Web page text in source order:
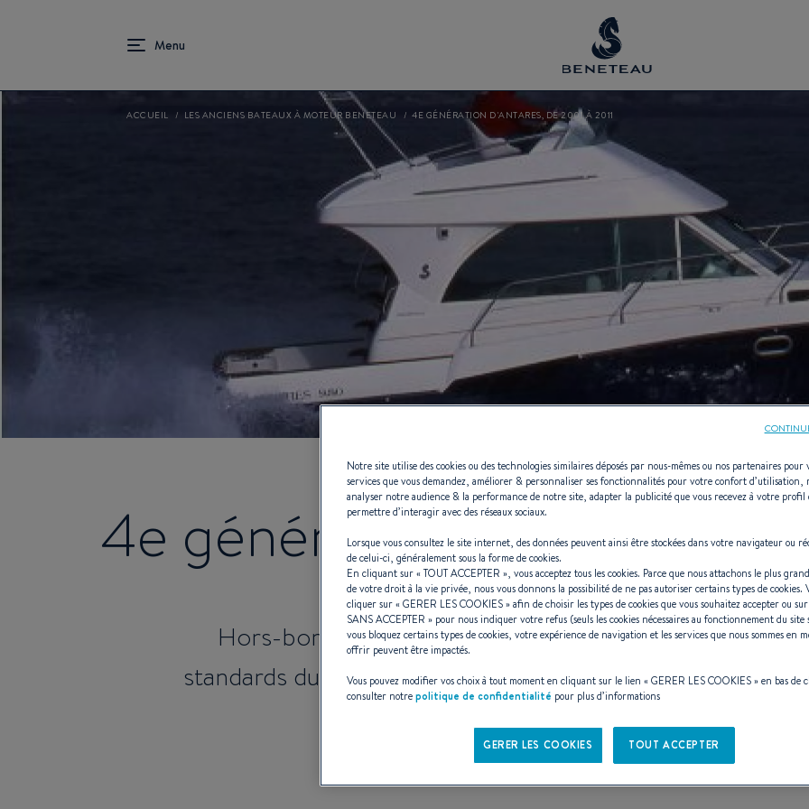
ACCUEIL LES ANCIENS BATEAUX À MOTEUR BENETEAU 4E GÉNÉRATION D'ANTARES, DE 2001 À 2011
4e génération d'Antares, de
Hors-bord ou Inbord, la 4ème génération des Antarès
standards du confort à bord.Elle développe toutes les
construit la réputation de la gamme.
Notre site utilise des cookies ou des technologies similaires déposés par nous-mêmes ou nos partenaires
services que vous demandez, améliorer & personnaliser ses fonctionnalités pour votre confort d’utilisation,
analyser notre audience & la performance de notre site, adapter la publicité que vous recevez à votre profil
permettre d’interagir avec des réseaux sociaux.
Lorsque vous consultez le site internet, des données peuvent ainsi être stockées dans votre navigateur ou
de celui-ci, généralement sous la forme de cookies.
En cliquant sur «TOUT ACCEPTER », vous acceptez tous les cookies. Parce que nous attachons le plus
de votre droit à la vie privée, nous vous donnons la possibilité de ne pas autoriser certains types de cookies.
cliquer sur «GERER LES COOKIES» afin de choisir les types de cookies que vous souhaitez accepter ou
SANS ACCEPTER » pour nous indiquer votre refus (seuls les cookies nécessaires au fonctionnement du site
vous bloquez certains types de cookies, votre expérience de navigation et les services que nous sommes en
offrir peuvent être impactés.
Vous pouvez modifier vos choix à tout moment en cliquant sur le lien «GERER LES COOKIES» en bas de
consulter notrepolitique de confidentialité pour plus d’informations
GERER LES COOKIES TOUT ACCEPTER